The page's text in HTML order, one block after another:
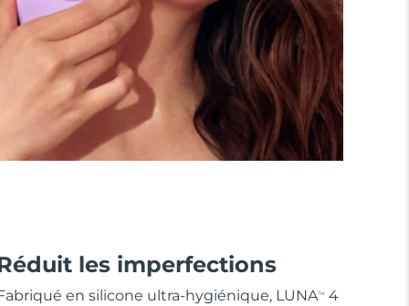
les imperfections
en silicone ultra-hygiénique, LUNATM
4